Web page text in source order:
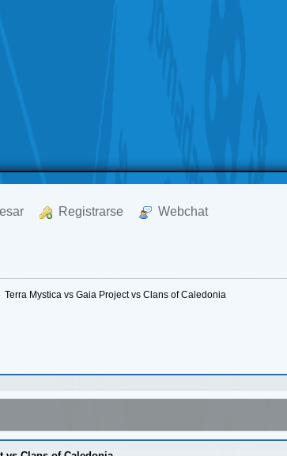
Registrarse Webchat
Terra Mystica vs Gaia Project vs Clans of Caledonia